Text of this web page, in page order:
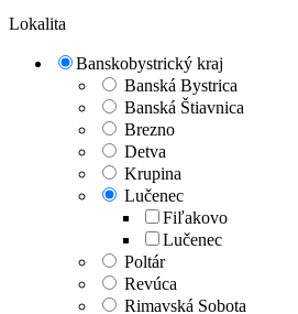
Lokalita
Banskobystrický kraj
Banská Bystrica
Banská Štiavnica
Brezno
Detva
Krupina
Lučenec
Fiľakovo
Lučenec
Poltár
Revúca
Rimavská Sobota